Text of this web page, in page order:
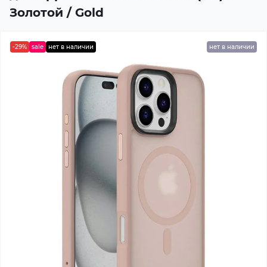
Золотой / Gold
-29% sale нет в наличии нет в наличии